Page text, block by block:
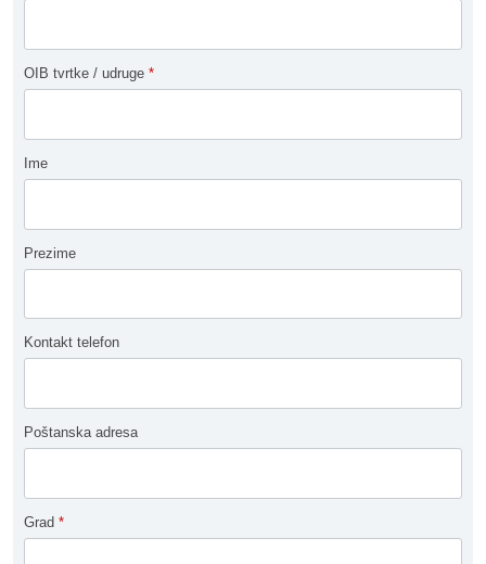
OIB tvrtke / udruge *
Ime
Prezime
Kontakt telefon
Poštanska adresa
Grad *